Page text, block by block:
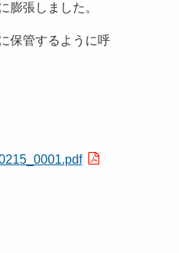
膨張しました。
保管するように呼